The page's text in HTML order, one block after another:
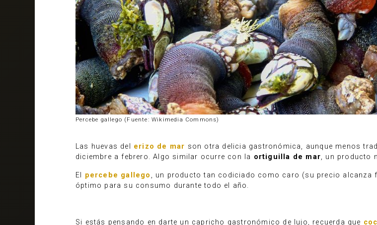
Percebe gallego (Fuente: Wikimedia Commons)
Las huevas del erizo de mar son otra delicia gastronómica, aunque menos
diciembre a febrero. Algo similar ocurre con la ortiguilla de mar, un producto
El percebe gallego , un producto tan codiciado como caro (su precio alcanza
óptimo para su consumo durante todo el año.
Si estás pensando en darte un capricho gastronómico de lujo, recuerda que